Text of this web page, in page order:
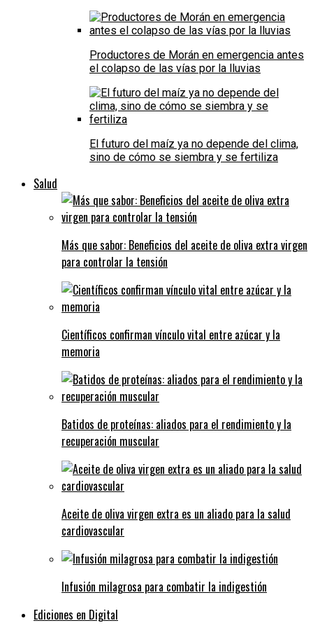
Productores de Morán en emergencia antes
el colapso de las vías por la lluvias
El futuro del maíz ya no depende del clima,
sino de cómo se siembra y se fertiliza
Salud
Más que sabor: Beneficios del aceite de oliva extra virgen
para controlar la tensión
Científicos confirman vínculo vital entre azúcar y la
memoria
Batidos de proteínas: aliados para el rendimiento y la
recuperación muscular
Aceite de oliva virgen extra es un aliado para la salud
cardiovascular
Infusión milagrosa para combatir la indigestión
Ediciones en Digital